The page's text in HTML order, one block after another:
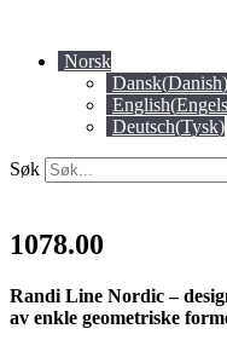
content Norsk
Dansk(Danish)
English(
Deutsch(Tysk)
Søk
1078.00
Randi Line Nordic –
av enkle geometriske